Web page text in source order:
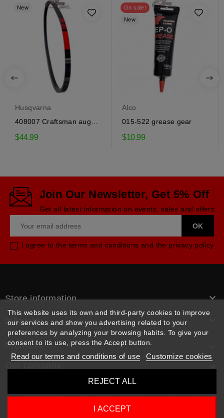
New
Husqvarna
408007 Craftsman auger
drive belt
$44.99
On sale!
New
Alco
015-522 grease gear
$10.99
Join Our Newsletter, Get 5% Off
Get all latest information on events, sales and offers
I agree to the terms and conditions and the privacy policy
Store information 
follow us
Products

This website uses its own and third-party cookies to improve
our services and show you advertising related to your
preferences by analyzing your browsing habits. To give your
consent to its use, press the Accept button.
Read our terms and conditions of use Customize cookies
REJECT ALL
I ACCEPT
© 2026 - Rpm pièces. Tous les droits sont réservés